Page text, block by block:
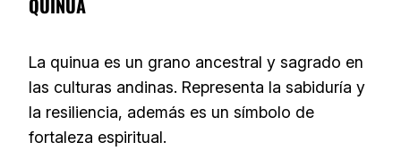
QUINUA
La quinua es un grano ancestral y sagrado en
las culturas andinas. Representa la sabiduría y
la resiliencia, además es un símbolo de
fortaleza espiritual.